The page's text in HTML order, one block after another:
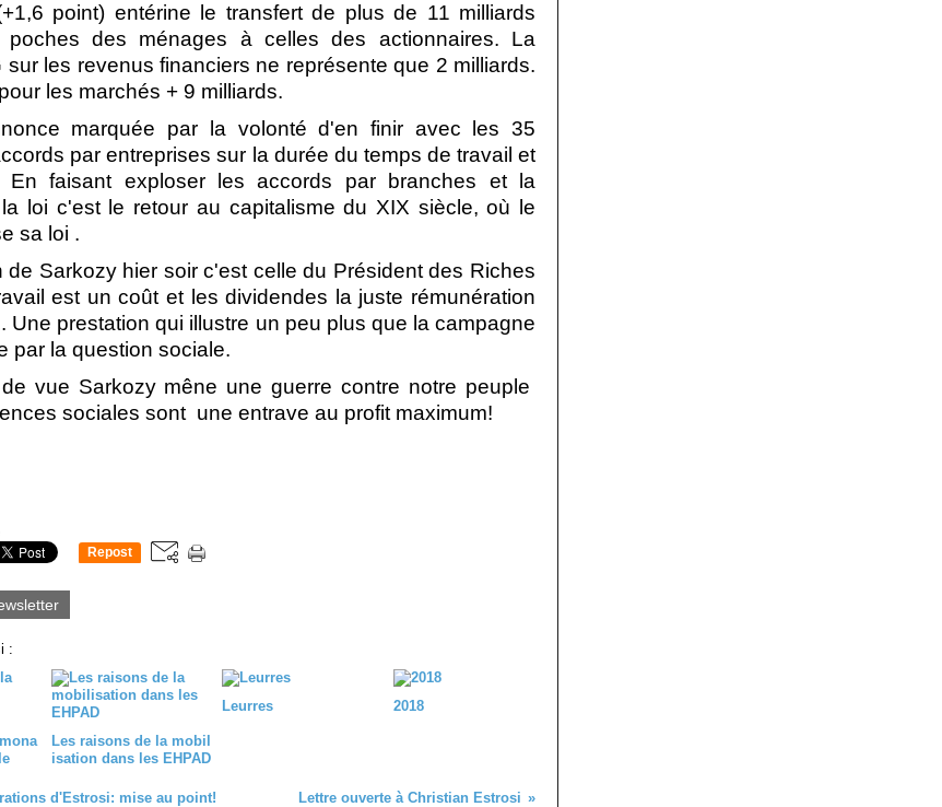
point) entérine le transfert de plus de 11 milliards
poches des ménages à celles des actionnaires. La
sur les revenus financiers ne représente que 2 milliards.
les marchés + 9 milliards.
marquée par la volonté d'en finir avec les 35
par entreprises sur la durée du temps de travail et
En faisant exploser les accords par branches et la
loi c'est le retour au capitalisme du XIX siècle, où le
sa loi .
de Sarkozy hier soir c'est celle du Président des Riches
est un coût et les dividendes la juste rémunération
Une prestation qui illustre un peu plus que la campagne
par la question sociale.
vue Sarkozy mêne une guerre contre notre peuple
sociales sont une entrave au profit maximum!
Repost
:
Les raisons de la mobil
isation dans les EHPAD
Leurres 2018
d'Estrosi: mise au point! Lettre ouverte à Christian Estrosi